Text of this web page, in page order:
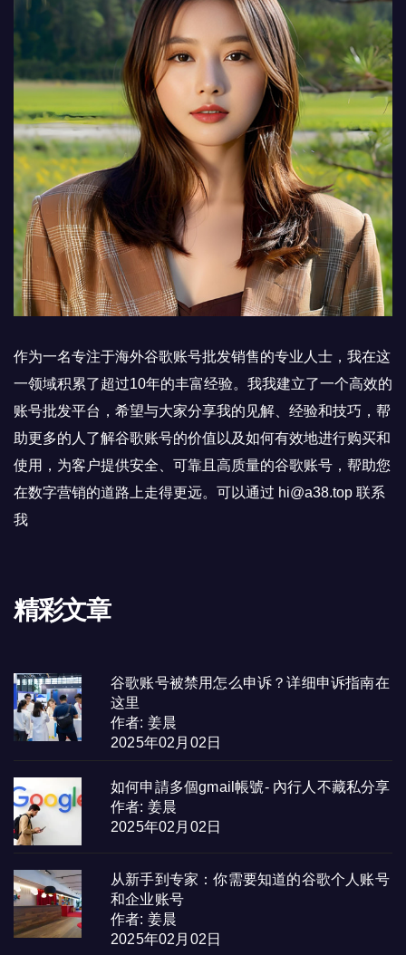
作为一名专注于海外谷歌账号批发销售的专业人士，我在这
一领域积累了超过10年的丰富经验。我我建立了一个高效的
账号批发平台，希望与大家分享我的见解、经验和技巧，帮
助更多的人了解谷歌账号的价值以及如何有效地进行购买和
使用，为客户提供安全、可靠且高质量的谷歌账号，帮助您
在数字营销的道路上走得更远。可以通过 hi@a38.top 联系
我
精彩文章
谷歌账号被禁用怎么申诉？详细申诉指南在
这里
作者: 姜晨
2025年02月02日
如何申請多個gmail帳號- 內行人不藏私分享
作者: 姜晨
2025年02月02日
从新手到专家：你需要知道的谷歌个人账号
和企业账号
作者: 姜晨
2025年02月02日